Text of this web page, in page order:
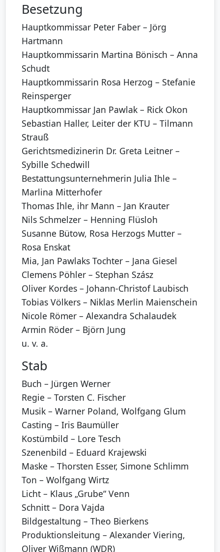
Besetzung
Hauptkommissar Peter Faber – Jörg
Hartmann
Hauptkommissarin Martina Bönisch – Anna
Schudt
Hauptkommissarin Rosa Herzog – Stefanie
Reinsperger
Hauptkommissar Jan Pawlak – Rick Okon
Sebastian Haller, Leiter der KTU – Tilmann
Strauß
Gerichtsmedizinerin Dr. Greta Leitner –
Sybille Schedwill
Bestattungsunternehmerin Julia Ihle –
Marlina Mitterhofer
Thomas Ihle, ihr Mann – Jan Krauter
Nils Schmelzer – Henning Flüsloh
Susanne Bütow, Rosa Herzogs Mutter –
Rosa Enskat
Mia, Jan Pawlaks Tochter – Jana Giesel
Clemens Pöhler – Stephan Szász
Oliver Kordes – Johann-Christof Laubisch
Tobias Völkers – Niklas Merlin Maienschein
Nicole Römer – Alexandra Schalaudek
Armin Röder – Björn Jung
u. v. a.
Stab
Buch – Jürgen Werner
Regie – Torsten C. Fischer
Musik – Warner Poland, Wolfgang Glum
Casting – Iris Baumüller
Kostümbild – Lore Tesch
Szenenbild – Eduard Krajewski
Maske – Thorsten Esser, Simone Schlimm
Ton – Wolfgang Wirtz
Licht – Klaus „Grube“ Venn
Schnitt – Dora Vajda
Bildgestaltung – Theo Bierkens
Produktionsleitung – Alexander Viering,
Oliver Wißmann (WDR)